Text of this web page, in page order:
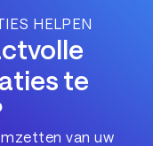
HELPEN
te
van uw